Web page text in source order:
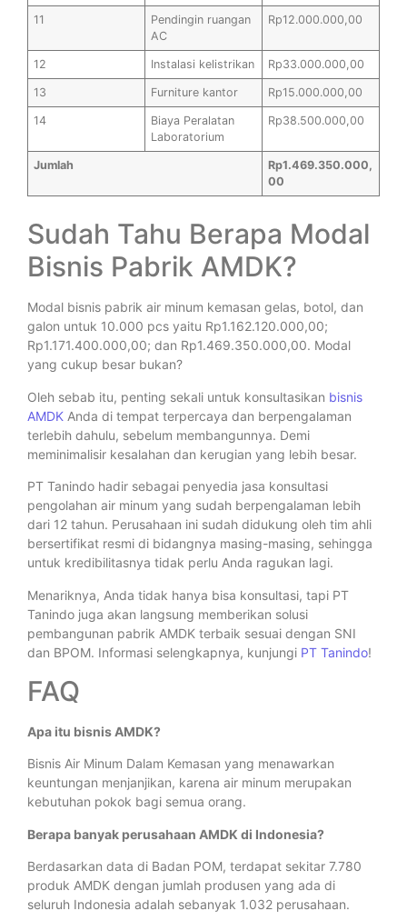
11
Pendingin ruangan
AC
Rp12.000.000,00
12 Instalasi kelistrikan Rp33.000.000,00
13 Furniture kantor Rp15.000.000,00
14
Biaya Peralatan
Laboratorium
Rp38.500.000,00
Jumlah
Rp1.469.350.000,
00
Sudah Tahu Berapa Modal
Bisnis Pabrik AMDK?
Modal bisnis pabrik air minum kemasan gelas, botol, dan
galon untuk 10.000 pcs yaitu Rp1.162.120.000,00;
Rp1.171.400.000,00; dan Rp1.469.350.000,00. Modal
yang cukup besar bukan?
Oleh sebab itu, penting sekali untuk konsultasikan bisnis
AMDK Anda di tempat terpercaya dan berpengalaman
terlebih dahulu, sebelum membangunnya. Demi
meminimalisir kesalahan dan kerugian yang lebih besar.
PT Tanindo hadir sebagai penyedia jasa konsultasi
pengolahan air minum yang sudah berpengalaman lebih
dari 12 tahun. Perusahaan ini sudah didukung oleh tim ahli
bersertifikat resmi di bidangnya masing-masing, sehingga
untuk kredibilitasnya tidak perlu Anda ragukan lagi.
Menariknya, Anda tidak hanya bisa konsultasi, tapi PT
Tanindo juga akan langsung memberikan solusi
pembangunan pabrik AMDK terbaik sesuai dengan SNI
dan BPOM. Informasi selengkapnya, kunjungi PT Tanindo!
FAQ
Apa itu bisnis AMDK?
Bisnis Air Minum Dalam Kemasan yang menawarkan
keuntungan menjanjikan, karena air minum merupakan
kebutuhan pokok bagi semua orang.
Berapa banyak perusahaan AMDK di Indonesia?
Berdasarkan data di Badan POM, terdapat sekitar 7.780
produk AMDK dengan jumlah produsen yang ada di
seluruh Indonesia adalah sebanyak 1.032 perusahaan.